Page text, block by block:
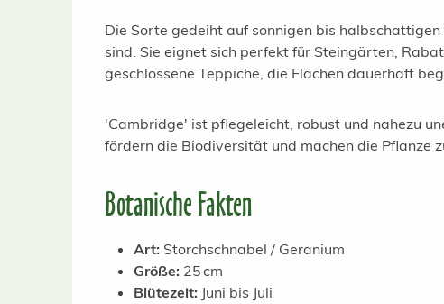
Die Sorte gedeiht auf sonnigen bis
sind. Sie eignet sich perfekt für Steingärten,
geschlossene Teppiche, die Flächen dauerhaft
'Cambridge' ist pflegeleicht, robust und nahezu
fördern die Biodiversität und machen die Pflanze
Botanische Fakten
Art: Storchschnabel / Geranium
Größe: 25 cm
Blütezeit: Juni bis Juli